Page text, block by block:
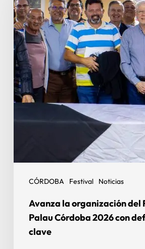
CÓRDOBA Festival Noticias
Avanza la organización del
Palau Córdoba 2026 con
clave